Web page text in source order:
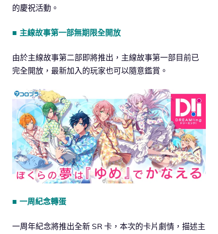
的慶祝活動。
■ 主線故事第一部無期限全開放
由於主線故事第二部即將推出，主線故事第一部目前已
完全開放，最新加入的玩家也可以隨意鑑賞。
■ 一周紀念轉蛋
一周年紀念將推出全新 SR 卡，本次的卡片劇情，描述主